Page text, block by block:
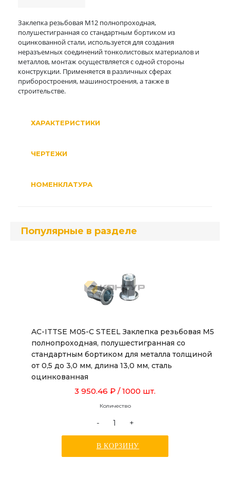
Заклепка резьбовая М12 полнопроходная,
полушестигранная со стандартным бортиком из
оцинкованной стали, используется для создания
неразъемных соединений тонколистовых материалов и
металлов, монтаж осуществляется с одной стороны
конструкции. Применяется в различных сферах
приборостроения, машиностроения, а также в
строительстве.
ХАРАКТЕРИСТИКИ
ЧЕРТЕЖИ
НОМЕНКЛАТУРА
Популярные в разделе
AC-ITTSE M05-C STEEL Заклепка резьбовая М5
полнопроходная, полушестигранная со
стандартным бортиком для металла толщиной
от 0,5 до 3,0 мм, длина 13,0 мм, сталь
оцинкованная
3 950.46 ₽ / 1000 шт.
Количество
- +
В КОРЗИНУ